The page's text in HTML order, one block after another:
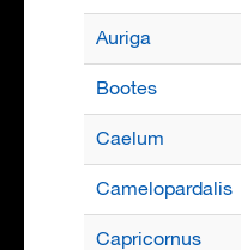
Auriga
Bootes
Caelum
Camelopardalis
Capricornus